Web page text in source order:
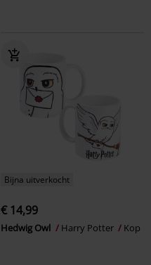
Bijna uitverkocht
€ 14,99
Hedwig Owl Harry Potter Kop